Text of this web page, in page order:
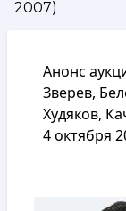
навигации
2007)
Анонс
Зверев,
Худяков,
4 октября